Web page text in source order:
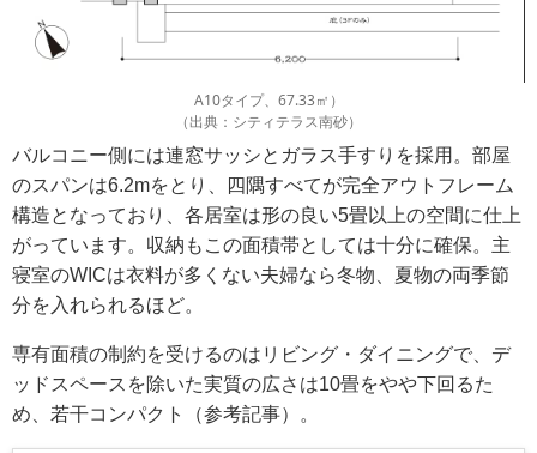
A10タイプ、67.33㎡）
（出典：シティテラス南砂）
バルコニー側には連窓サッシとガラス手すりを採用。部屋
のスパンは6.2mをとり、四隅すべてが完全アウトフレーム
構造となっており、各居室は形の良い5畳以上の空間に仕上
がっています。収納もこの面積帯としては十分に確保。主
寝室のWICは衣料が多くない夫婦なら冬物、夏物の両季節
分を入れられるほど。
専有面積の制約を受けるのはリビング・ダイニングで、デ
ッドスペースを除いた実質の広さは10畳をやや下回るた
め、若干コンパクト（参考記事）。